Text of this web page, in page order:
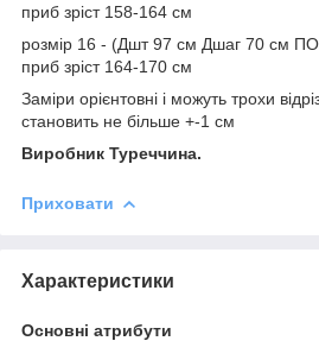
приб зріст 158-164 см
розмір 16 - (Дшт 97 см Дшаг 70 см
приб зріст 164-170 см
Заміри орієнтовні і можуть трохи
становить не більше +-1 см
Виробник Туреччина.
Приховати
Характеристики
Основні атрибути